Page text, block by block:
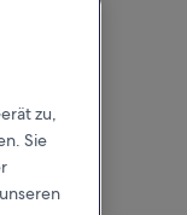
zu,
Sie